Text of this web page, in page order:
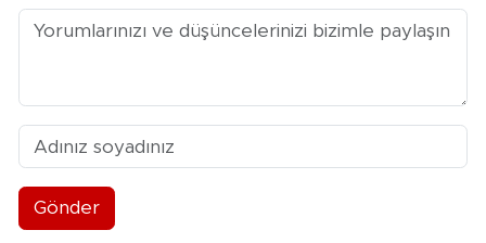
Gönder